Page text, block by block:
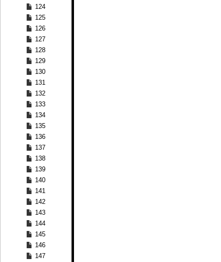
124
125
126
127
128
129
130
131
132
133
134
135
136
137
138
139
140
141
142
143
144
145
146
147